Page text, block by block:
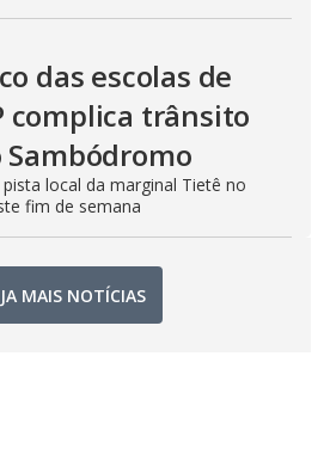
das escolas de
complica trânsito
local da marginal Tietê no
fim de semana
MAIS NOTÍCIAS